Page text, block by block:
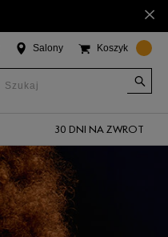
×
Salony Koszyk
30 DNI NA ZWROT